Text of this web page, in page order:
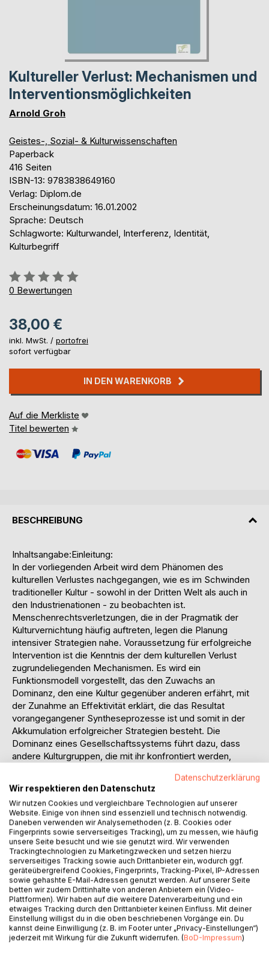
Kultureller Verlust: Mechanismen und
Interventionsmöglichkeiten
Arnold Groh
Geistes-, Sozial- & Kulturwissenschaften
Paperback
416 Seiten
ISBN-13: 9783838649160
Verlag: Diplom.de
Erscheinungsdatum: 16.01.2002
Sprache: Deutsch
Schlagworte: Kulturwandel, Interferenz, Identität,
Kulturbegriff
Bewertung::
0%
0 Bewertungen
38,00 €
inkl. MwSt. / portofrei
sofort verfügbar
IN DEN WARENKORB
Auf die Merkliste
Titel bewerten
BESCHREIBUNG
Inhaltsangabe:Einleitung:
In der vorliegenden Arbeit wird dem Phänomen des
kulturellen Verlustes nachgegangen, wie es im Schwinden
traditioneller Kultur - sowohl in der Dritten Welt als auch in
den Industrienationen - zu beobachten ist.
Menschenrechtsverletzungen, die in der Pragmatik der
Kulturvernichtung häufig auftreten, legen die Planung
intensiver Strategien nahe. Voraussetzung für erfolgreiche
Intervention ist die Kenntnis der dem kulturellen Verlust
zugrundeliegenden Mechanismen. Es wird ein
Funktionsmodell vorgestellt, das den Zuwachs an
Dominanz, den eine Kultur gegenüber anderen erfährt, mit
der Zunahme an Effektivität erklärt, die das Resultat
vorangegangener Syntheseprozesse ist und somit in der
Akkumulation erfolgreicher Strategien besteht. Die
Dominanz eines Gesellschaftssystems führt dazu, dass
andere Kulturgruppen, die mit ihr konfrontiert werden,
ihre Auflösung erfahren. Bei der Analyse der Prozesse auf
feldtheoretischer sowie auf individueller Ebene kommt der
kulturellen Semiotik ein hoher Erklärungswert hinsichtlich
Transport und Zerstörung kultureller Information zu. Aus
kognitionspsychologischer Perspektive impliziert dies
gleichzeitig Prozesse der symbolischen Selbstergänzung,
mit denen seitens der Dominierten versucht wird, die
Distanz zur Dominanzkultur zu überbrücken, wobei jedoch
bisher benutzte Kulturelemente gelöscht werden. Die
Interventionsplanung geschieht in der Orientierung am
ursprünglichen kulturellen Speicher, sofern dieser noch
besteht oder rekonstruierbar ist, um eine Stabilisierung
durch gegenläufige Maßnahmen zu erreichen. Aspekte der
ethisch-moralischen Legitimität von
Datenschutzerklärung
Wir respektieren den Datenschutz
Wir nutzen Cookies und vergleichbare Technologien auf unserer
Website. Einige von ihnen sind essenziell und technisch notwendig.
Daneben verwenden wir Analysemethoden (z. B. Cookies oder
Fingerprints sowie serverseitiges Tracking), um zu messen, wie häufig
unsere Seite besucht und wie sie genutzt wird. Wir verwenden
Trackingtechnologien zu Marketingzwecken und setzen hierzu
serverseitiges Tracking sowie auch Drittanbieter ein, wodurch ggf.
geräteübergreifend Cookies, Fingerprints, Tracking-Pixel, IP-Adressen
sowie gehashte E-Mail-Adressen genutzt werden. Auf unserer Seite
betten wir zudem Drittinhalte von anderen Anbietern ein (Video-
Plattformen). Wir haben auf die weitere Datenverarbeitung und ein
etwaiges Tracking durch den Drittanbieter keinen Einfluss. Mit deiner
Einstellung willigst du in die oben beschriebenen Vorgänge ein. Du
kannst deine Einwilligung (z. B. im Footer unter „Privacy-Einstellungen“)
jederzeit mit Wirkung für die Zukunft widerrufen. (BoD-Impressum)